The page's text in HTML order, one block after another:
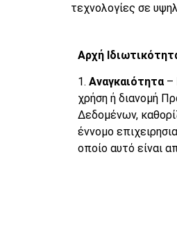
τεχνολογίες σε
Αρχή
1. Αναγκαιότητα–
χρήση ή διανομή
Δεδομένων,
έννομο
οποίο αυτό είναι